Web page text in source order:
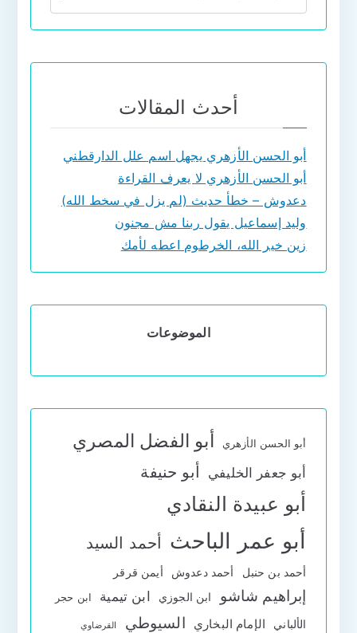
أحدث المقالات
أبو الحسن الأزهري يجهل اسم علل الدارقطني
أبو الحسن الأزهري لا يعرف القراءة
دعدوش – خطأ حديث (لم يزل في سخط الله)
وليد إسماعيل يقول ربنا مش مجنون
زين خير الله، الخرطوم اعطه لأمك
الموضوعات
أبو الحسن الأزهري أبو الفضل المصري
أبو جعفر الخليفي أبو حنيفة
أبو عبيدة النقادي
أبو عمر الباحث أحمد السيد
أحمد بن حنبل أحمد دعدوش أيمن قرقر
إبراهيم شاشو ابن الجوزي ابن تيمية ابن حجر
الألباني الإمام البخاري السيوطي القرضاوي